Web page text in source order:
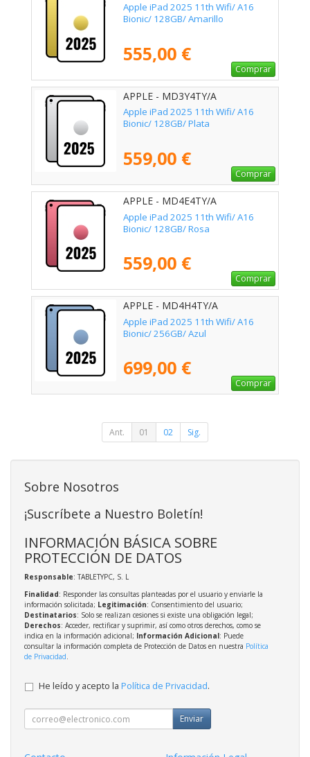
Apple iPad 2025 11th Wifi/ A16
Bionic/ 128GB/ Amarillo
555,00 €
Comprar
APPLE - MD3Y4TY/A
Apple iPad 2025 11th Wifi/ A16
Bionic/ 128GB/ Plata
559,00 €
Comprar
APPLE - MD4E4TY/A
Apple iPad 2025 11th Wifi/ A16
Bionic/ 128GB/ Rosa
559,00 €
Comprar
APPLE - MD4H4TY/A
Apple iPad 2025 11th Wifi/ A16
Bionic/ 256GB/ Azul
699,00 €
Comprar
Ant. 01 02 Sig.
Sobre Nosotros
¡Suscríbete a Nuestro Boletín!
INFORMACIÓN BÁSICA SOBRE
PROTECCIÓN DE DATOS
Responsable: TABLETYPC, S. L
Finalidad: Responder las consultas planteadas por el usuario y enviarle la
información solicitada; Legitimación: Consentimiento del usuario;
Destinatarios: Solo se realizan cesiones si existe una obligación legal;
Derechos: Acceder, rectificar y suprimir, así como otros derechos, como se
indica en la información adicional; Información Adicional: Puede
consultar la información completa de Protección de Datos en nuestra Política
de Privacidad.
He leído y acepto la Política de Privacidad.
Enviar